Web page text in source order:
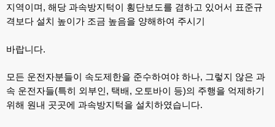
지역이며 , 해당 과속방지턱이 횡단보도를 겸하고 있어서 표준규
격보다 설치 높이가 조금 높음을 양해하여 주시기
바랍니다.
모든 운전자분들이 속도제한을 준수하여야 하나, 그렇지 않은 과
속 운전자들(특히 외부인 , 택배 , 오토바이 등)의 주행을 억제하기
위해 원내 곳곳에 과속방지턱을 설치하였습니다.